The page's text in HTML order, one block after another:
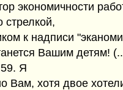
экономичности
стрелкой,
к надписи
Вашим детям!
Я
Вам, хотя двое